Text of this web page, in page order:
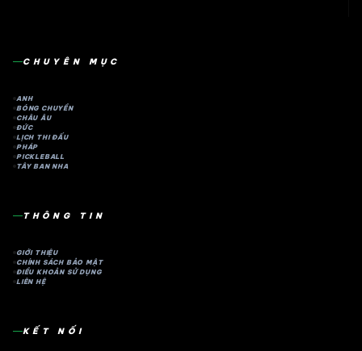
CHUYÊN MỤC
ANH
BÓNG CHUYỀN
CHÂU ÂU
ĐỨC
LỊCH THI ĐẤU
PHÁP
PICKLEBALL
TÂY BAN NHA
THÔNG TIN
GIỚI THIỆU
CHÍNH SÁCH BẢO MẬT
ĐIỀU KHOẢN SỬ DỤNG
LIÊN HỆ
KẾT NỐI